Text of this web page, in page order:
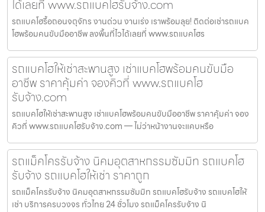
ได้เลยที่ www.รถแบคโฮรับจ้าง.com
รถแบคโฮรื้อถอนจตุจักร งานด่วน งานเร่ง เราพร้อมลุย! ติดต่อเช่ารถแบค
โฮพร้อมคนขับมืออาชีพ ลงพื้นที่ไวได้เลยที่ www.รถแบคโฮร
รถแบคโฮให้เช่าสะพานสูง เช่าแบคโฮพร้อมคนขับมือ
อาชีพ ราคาคุ้มค่า จองคิวที่ www.รถแบคโฮ
รับจ้าง.com
รถแบคโฮให้เช่าสะพานสูง เช่าแบคโฮพร้อมคนขับมืออาชีพ ราคาคุ้มค่า จอง
คิวที่ www.รถแบคโฮรับจ้าง.com — ไม่ว่าหน้างานจะแคบหรือ
รถแม็คโครรับจ้าง นิคมอุตสาหกรรมซัมมิท รถแบคโฮ
รับจ้าง รถแบคโฮให้เช่า ราคาถูก
รถแม็คโครรับจ้าง นิคมอุตสาหกรรมซัมมิท รถแบคโฮรับจ้าง รถแบคโฮให้
เช่า บริการครบวงจร ทั่วไทย 24 ชั่วโมง รถแม็คโครรับจ้าง นิ